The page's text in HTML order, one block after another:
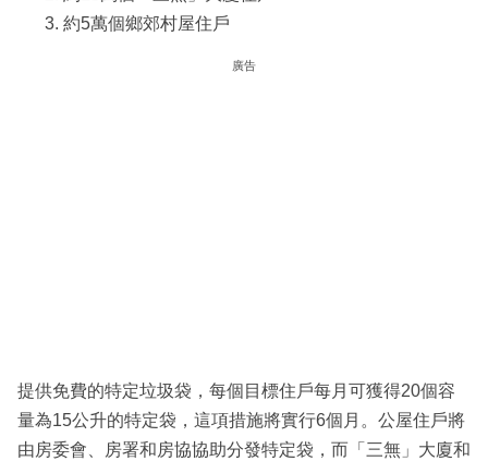
約5萬個鄉郊村屋住戶
廣告
提供免費的特定垃圾袋，每個目標住戶每月可獲得20個容
量為15公升的特定袋，這項措施將實行6個月。公屋住戶將
由房委會、房署和房協協助分發特定袋，而「三無」大廈和